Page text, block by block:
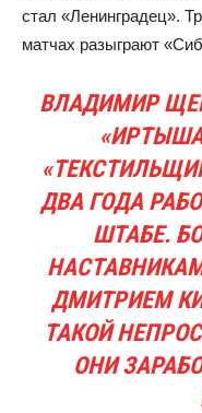
стал «Ленинградец».
матчах разыграют
ВЛАДИМИР
ДВА ГОДА
ШТАБЕ.
ДМИТРИЕМ
ТАКОЙ
ОНИ